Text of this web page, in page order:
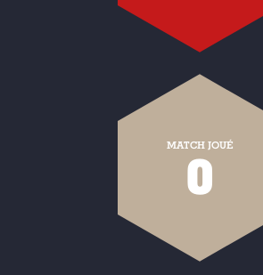
MATCH JOUÉ
0